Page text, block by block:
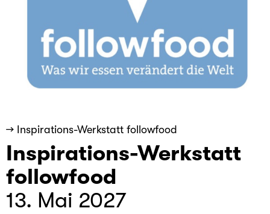
→ Inspirations-Werkstatt followfood
Inspirations-Werkstatt
followfood
13. Mai 2027